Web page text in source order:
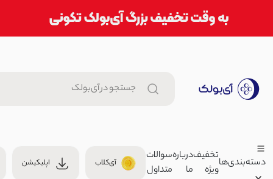
دسته‌بندی‌هاتخفیف
ویژه
درباره
ما
سوالات
متداول
آی‌کلاب اپلیکیشن